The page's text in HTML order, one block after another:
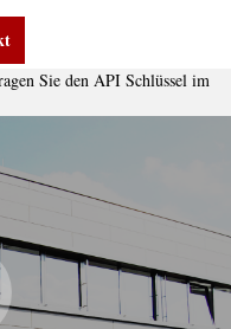
Sie den API Schlüssel im